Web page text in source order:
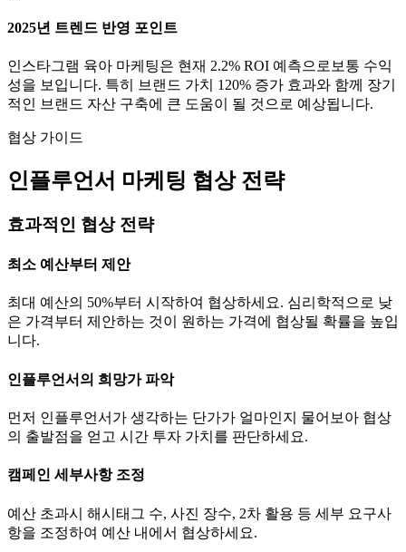
2025년 트렌드 반영 포인트
인스타그램 육아 마케팅은 현재 2.2% ROI 예측으로 보통 수익
성을 보입니다. 특히 브랜드 가치
120% 증가 효과와 함께 장기
적인 브랜드 자산 구축에 큰 도움이 될 것으로 예상됩니다.
협상 가이드
인플루언서 마케팅 협상 전략
효과적인 협상 전략
최소 예산부터 제안
최대 예산의 50%부터 시작하여 협상하세요. 심리학적으로 낮
은 가격부터 제안하는 것이 원하는 가격에 협상될 확률을 높입
니다.
인플루언서의 희망가 파악
먼저 인플루언서가 생각하는 단가가 얼마인지 물어보아 협상
의 출발점을 얻고 시간 투자 가치를 판단하세요.
캠페인 세부사항 조정
예산 초과시 해시태그 수, 사진 장수, 2차 활용 등 세부 요구사
항을 조정하여 예산 내에서 협상하세요.